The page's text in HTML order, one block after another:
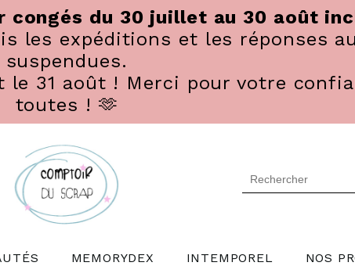
congés du 30 juillet au 30 août
les expéditions et les réponses
suspendues.
le 31 août ! Merci pour votre
toutes ! 🫶
MEMORYDEX INTEMPOREL NOS